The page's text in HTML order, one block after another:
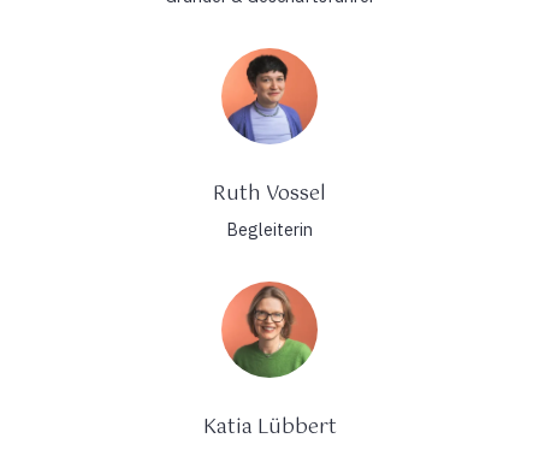
Ruth Vossel
Begleiterin
Katia Lübbert